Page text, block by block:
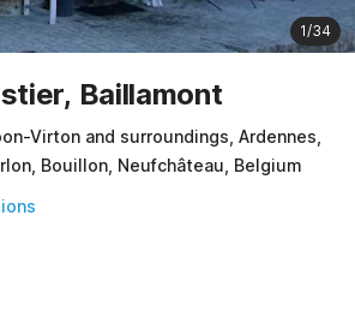
1/34
Baillamont
Virton and surroundings, Ardennes,
Bouillon, Neufchâteau, Belgium